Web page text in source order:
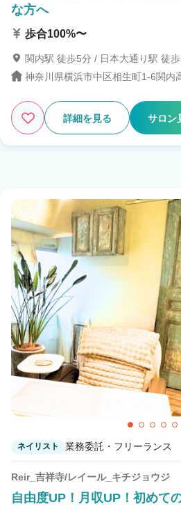
な方へ
歩合100%〜
関内駅 徒歩5分 / 日本大通り駅 徒
神奈川県横浜市中区相生町1-6関内
詳細を見る サロン
ネイリスト 業務委託・フリーランス
Reir_吉祥寺/レイール_キチジョウジ
自由度UP！月収UP！初めて